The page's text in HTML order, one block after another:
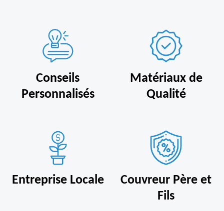
Conseils
Personnalisés
Matériaux de
Qualité
Entreprise Locale
Couvreur Père et
Fils